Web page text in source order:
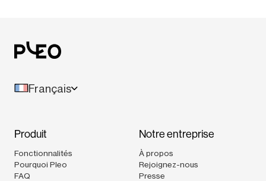
Français
Produit
Fonctionnalités
Pourquoi Pleo
FAQ
Notre entreprise
À propos
Rejoignez-nous
Presse